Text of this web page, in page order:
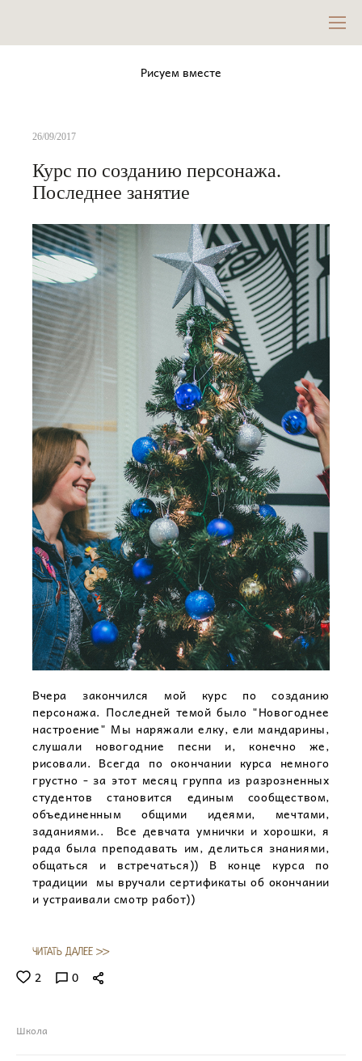
Рисуем вместе
Курс по созданию персонажа.
Последнее занятие
26/09/2017
Вчера закончился мой курс по созданию
персонажа. Последней темой было "Новогоднее
настроение" Мы наряжали елку, ели мандарины,
слушали новогодние песни и, конечно же,
рисовали. Всегда по окончании курса немного
грустно - за этот месяц группа из разрозненных
студентов становится единым сообществом,
объединенным общими идеями, мечтами,
заданиями.. Все девчата умнички и хорошки, я
рада была преподавать им, делиться знаниями,
общаться и встречаться)) В конце курса по
традиции мы вручали сертификаты об окончании
и устраивали смотр работ))
ЧИТАТЬ ДАЛЕЕ >>
2 0
Школа